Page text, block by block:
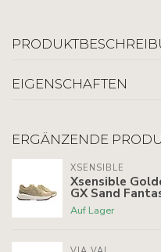
EIGENSCHAFTEN
ERGÄNZENDE
XSENSIBLE
Xsensible
GX Sand
Auf Lager